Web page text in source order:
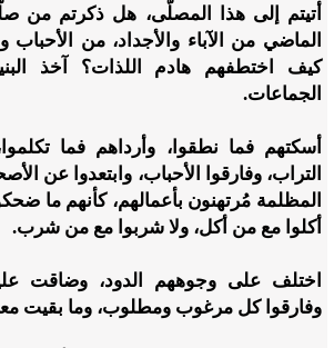
أتيتم إلى هذا المصلَّى، هل ذكرتم من
الماضي من الآباء والأجداد، من الأحباب
كيف اختطفهم هادم اللذات؟ آخذ
الجماعات.
أسكتهم فما نطقوا، وأرداهم فما
التراب، وفارقوا الأحباب، وابتعدوا عن
المظلمة مُرتهنون بأعمالهم، كأنهم ما
أكلوا مع من أكل، ولا شربوا مع من شرب.
اختلف على وجوههم الدود، وضاقت
وفارقوا كل مرغوب ومطلوب، وما بقيت